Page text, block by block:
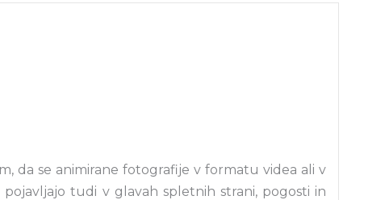
da se animirane fotografije v formatu videa ali v
tudi v glavah spletnih strani, pogosti in